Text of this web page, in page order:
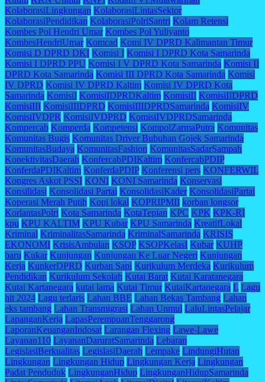
KolaborasiLingkungan KolaborasiLintasSektor
KolaborasiPendidikan KolaborasiPolriSantri Kolam Retensi
Kombes Pol Hendri Umar Kombes Pol Yuliyanto
KombesHendriUmar Komcad Komi IV DPRD Kalimantan Timur
Komisi D DPRD DKI Komisi I Komisi I DPRD Kota Samarinda
Komisi I DPRD PPU Komisi I V DPRD Kota Samarinda Komisi II
DPRD Kota Samarinda Komisi III DPRD Kota Samarinda Komisi
IV DPRD Komisi IV DPRD Kaltim Komisi IV DPRD Kota
Samarinda KomisiI KomisiIDPRDKaltim KomisiII KomisiIIDPRD
KomisiIII KomisiIIIDPRD KomisiIIIDPRDSamarinda KomisiIV
KomisiIVDPR KomisiIVDPRD KomisiIVDPRDSamarinda
Kompercab Komperda Kompetensi KompolZarmaPutra Komunitas
Komunitas Bugis Komunitas Driver Bubuhan Gojek Samarinda
KomunitasBudaya KomunitasFashion KomunitasSadarSampah
KonektivitasDaerah KonfercabPDIKaltim KonfercabPDIP
KonferdaPDIKaltim KonferdaPDIP Konferensi pers KONFERWIL
Kongres Askot PSSI KONI KONI Samarinda Konservasi
Konsilidasi Konsolidasi Partai KonsolidasiKader KonsolidasiPartai
Koperasi Merah Putih Kopi lokal KOPRIPMII korban longsor
KorlantasPolri Kota Samarinda KotaTepian KPC KPK KPK-RI
kpu KPU KALTIM KPU Kubar KPU Samarinda KreatifLokal
Kriminal KriminalitasSamarinda KriminalSamarinda KRISIS
EKONOMI KrisisAmbulan KSOP KSOPKelasI Kubar KUHP
baru Kukar Kunjungan Kunjungan Ke Luar Negeri Kunjungan
Kerja KunkerDPRD Kurban Sapi Kurikulum Merdeka Kurikulum
Pendidikan Kurikulum Sekolah Kutai Barat Kutai Karatanegara
Kutai Kartanegara kutai lama Kutai Timur KutaiKartanegara L Lagu
hit 2024 Lagu terlaris Lahan BBE Lahan Bekas Tambang Lahan
eks tambang Lahan Transmigrasi Lahan Unmul LaluLintasPelajar
LapanganKerja LapasPerempuanTenggarong
LaporanKeuanganIndosat Larangan Flexing Lawe-Lawe
Layanan110 LayananDaruratSamarinda Lebaran
LegislasiBerkualitas LegislasiDaerah Lempake LindungiHutan
Lingkungan Lingkungan Hidup Lingkungan Kerja Lingkungan
Padat Penduduk LingkunganHidup LingkunganHidupSamarinda